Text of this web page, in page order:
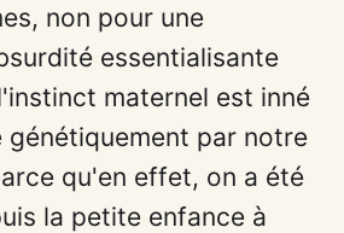
non pour une
essentialisante
maternel est inné
génétiquement par notre
qu'en effet, on a été
la petite enfance à